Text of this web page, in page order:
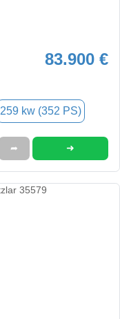
83.900 €
259 kw (352 PS)
➦ ➜